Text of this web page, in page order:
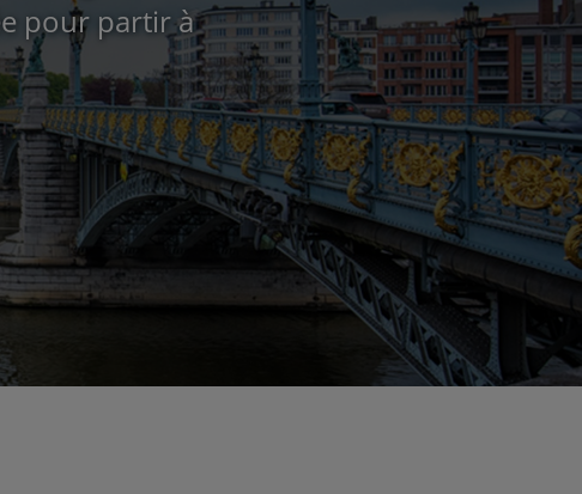
pour partir à